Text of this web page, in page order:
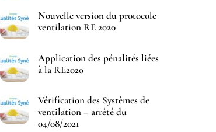
Nouvelle version du protocole
ventilation RE 2020
Application des pénalités liées
à la RE2020
Vérification des Systèmes de
ventilation – arrêté du
04/08/2021